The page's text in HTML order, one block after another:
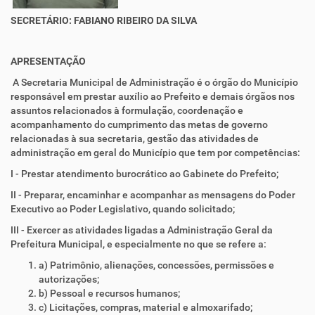
SECRETÁRIO: FABIANO RIBEIRO DA SILVA
APRESENTAÇÃO
A Secretaria Municipal de Administração é o órgão do Município
responsável em prestar auxílio ao Prefeito e demais órgãos nos
assuntos relacionados à formulação, coordenação e
acompanhamento do cumprimento das metas de governo
relacionadas à sua secretaria, gestão das atividades de
administração em geral do Município que tem por competências:
I - Prestar atendimento burocrático ao Gabinete do Prefeito;
II - Preparar, encaminhar e acompanhar as mensagens do Poder
Executivo ao Poder Legislativo, quando solicitado;
III - Exercer as atividades ligadas a Administração Geral da
Prefeitura Municipal, e especialmente no que se refere a:
a) Patrimônio, alienações, concessões, permissões e
autorizações;
b) Pessoal e recursos humanos;
c) Licitações, compras, material e almoxarifado;